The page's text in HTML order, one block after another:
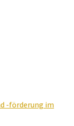
-förderung im